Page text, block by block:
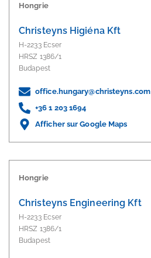
Hongrie
Christeyns Higiéna Kft
H-2233 Ecser
HRSZ 1386/1
Budapest
office.hungary@christeyns.com
+36 1 203 1694
Afficher sur Google Maps
Hongrie
Christeyns Engineering Kft
H-2233 Ecser
HRSZ 1386/1
Budapest